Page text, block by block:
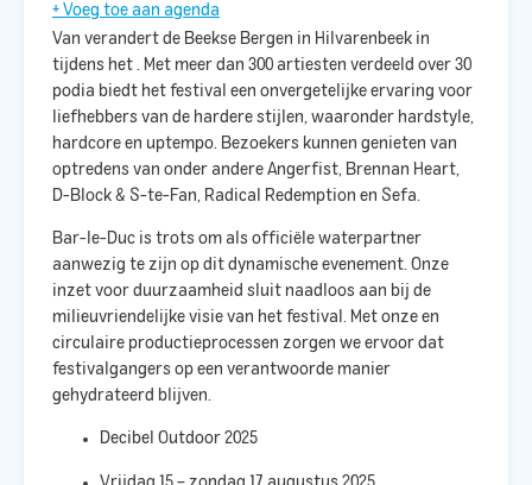
+ Voeg toe aan agenda
Van verandert de Beekse Bergen in Hilvarenbeek in
tijdens het
. Met meer dan 300 artiesten verdeeld over 30
podia biedt het festival een onvergetelijke ervaring voor
liefhebbers van de hardere stijlen, waaronder hardstyle,
hardcore en uptempo. Bezoekers kunnen genieten van
optredens van onder andere Angerfist, Brennan Heart,
D-Block & S-te-Fan, Radical Redemption en Sefa. ​
Bar-le-Duc is trots om als officiële waterpartner
aanwezig te zijn op dit dynamische evenement. Onze
inzet voor duurzaamheid sluit naadloos aan bij de
milieuvriendelijke visie van het festival. Met onze en
circulaire productieprocessen zorgen we ervoor dat
festivalgangers op een verantwoorde manier
gehydrateerd blijven.​
Decibel Outdoor 2025